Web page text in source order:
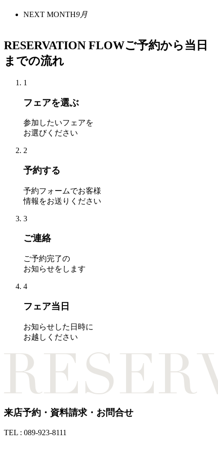
NEXT MONTH9月
RESERVATION FLOWご予約から当日
までの流れ
1
フェアを選ぶ
参加したいフェアを
お選びください
2
予約する
予約フォームでお客様
情報をお送りください
3
ご連絡
ご予約完了の
お知らせをします
4
フェア当日
お知らせした日時に
お越しください
来店予約・資料請求・お問合せ
TEL : 089-923-8111